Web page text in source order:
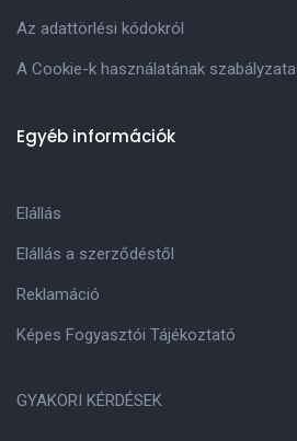
Az adattörlési kódokról
A Cookie-k használatának szabályzata
Egyéb információk
Elállás
Elállás a szerződéstől
Reklamáció
Képes Fogyasztói Tájékoztató
GYAKORI KÉRDÉSEK